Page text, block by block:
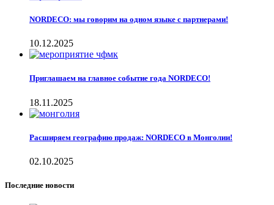
NORDECO: мы говорим на одном языке с партнерами!
10.12.2025
Приглашаем на главное событие года NORDECO!
18.11.2025
Расширяем географию продаж: NORDECO в Монголии!
02.10.2025
Последние новости